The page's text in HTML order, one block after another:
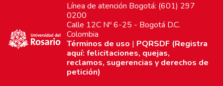
Línea de atención Bogotá: (601) 297
0200
Calle 12C Nº 6-25 - Bogotá D.C.
Colombia
Términos de uso | PQRSDF (Registra
aquí: felicitaciones, quejas,
reclamos, sugerencias y derechos de
petición)